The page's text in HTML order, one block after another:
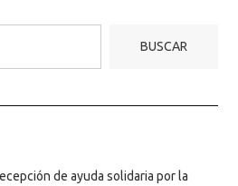
BUSCAR
de ayuda solidaria por la